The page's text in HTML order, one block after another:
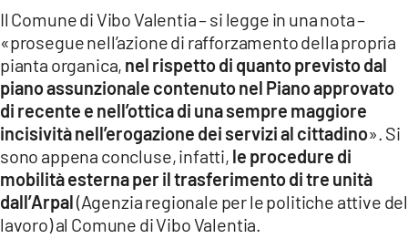
LACPLAY.IT
LACTV.IT
LACONAIR.IT
LACITYMAG.IT
ILREGGINO.IT
COSENZACHANNEL.IT
Il Comune di Vibo Valentia – si legge in una nota –
«prosegue nell’azione di rafforzamento della propria
pianta organica, nel rispetto di quanto previsto dal
piano assunzionale contenuto nel Piano approvato
di recente e nell’ottica di una sempre maggiore
incisività nell’erogazione dei servizi al cittadino». Si
sono appena concluse, infatti, le procedure di
mobilità esterna per il trasferimento di tre unità
dall’Arpal(Agenzia regionale per le politiche attive del
lavoro) al Comune di Vibo Valentia.